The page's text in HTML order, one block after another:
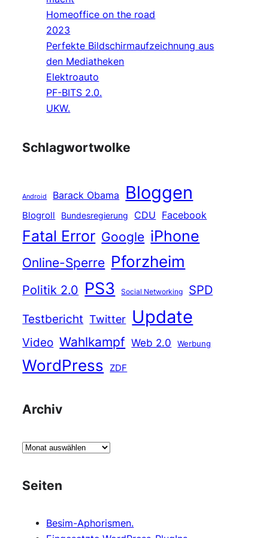
Homeoffice on the road
2023
Perfekte Bildschirmaufzeichnung aus
den Mediatheken
Elektroauto
PF-BITS 2.0.
UKW.
Schlagwortwolke
Android Barack Obama Bloggen
Blogroll Bundesregierung CDU Facebook
Fatal Error Google iPhone
Online-Sperre Pforzheim
Politik 2.0 PS3 Social Networking
SPD
Testbericht Twitter Update
Video Wahlkampf Web 2.0 Werbung
WordPress ZDF
Archiv
A
h
Seiten
Besim-Aphorismen.